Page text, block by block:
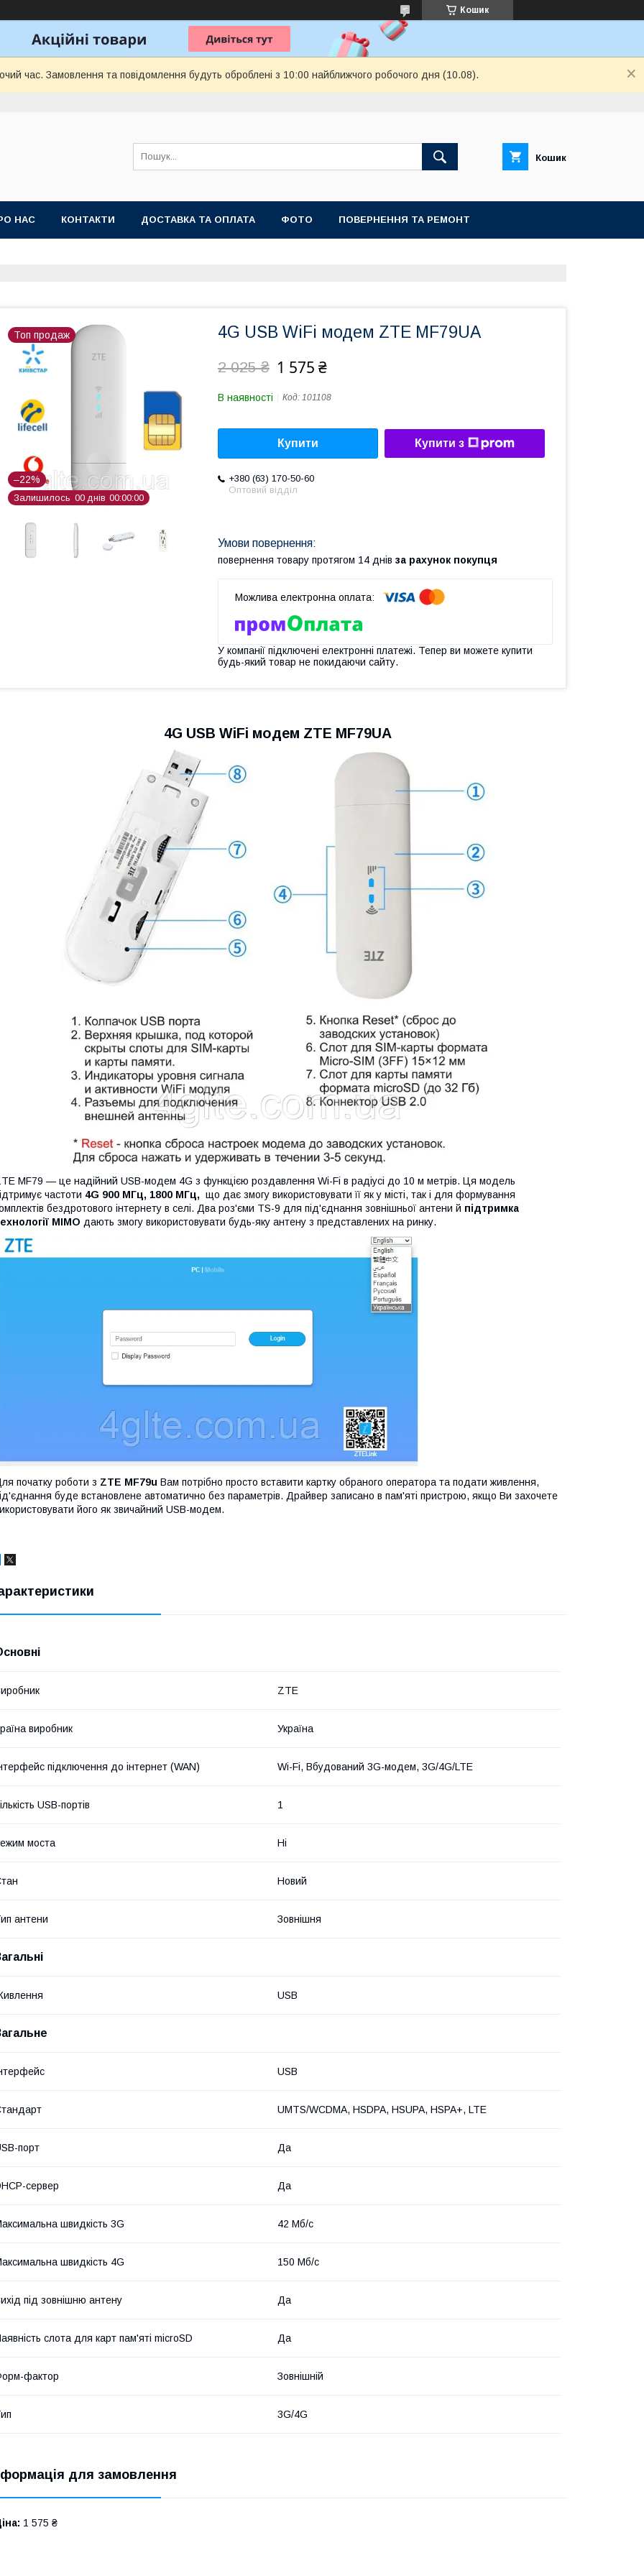
Кошик
час. Замовлення та повідомлення будуть оброблені з 10:00 найближчого робочого дня (10.08).
Кошик
НАС КОНТАКТИ ДОСТАВКА ТА ОПЛАТА ФОТО ПОВЕРНЕННЯ ТА РЕМОНТ
Топ продаж
–22%
Залишилось 00 днів 00 00 00
4G USB WiFi модем ZTE MF79UA
2 025 ₴ 1 575 ₴
В наявності Код: 101108
Купити Купити з
+380 (63) 170-50-60
Оптовий відділ
повернення товару протягом 14 днів за рахунок покупця
У компанії підключені електронні платежі. Тепер ви можете купити
будь-який товар не покидаючи сайту.
4G USB WiFi модем ZTE MF79UA
MF79 — це надійний USB-модем 4G з функцією роздавлення Wi-Fi в радіусі до 10 м метрів. Ця модель
частоти 4G 900 МГц, 1800 МГц, що дає змогу використовувати її як у місті, так і для формування
бездротового інтернету в селі. Два роз'єми TS-9 для під'єднання зовнішньої антени й підтримка
MIMO дають змогу використовувати будь-яку антену з представлених на ринку.
початку роботи з ZTE MF79u Вам потрібно просто вставити картку обраного оператора та подати живлення,
буде встановлене автоматично без параметрів. Драйвер записано в пам'яті пристрою, якщо Ви захочете
його як звичайний USB-модем.
ZTE
виробник Україна
підключення до інтернет (WAN) Wi-Fi, Вбудований 3G-модем, 3G/4G/LTE
USB-портів 1
моста Ні
Новий
антени Зовнішня
USB
USB
UMTS/WCDMA, HSDPA, HSUPA, HSPA+, LTE
порт Да
сервер Да
швидкість 3G 42 Мб/с
швидкість 4G 150 Мб/с
під зовнішню антену Да
слота для карт пам'яті microSD Да
фактор Зовнішній
3G/4G
для замовлення
1 575 ₴